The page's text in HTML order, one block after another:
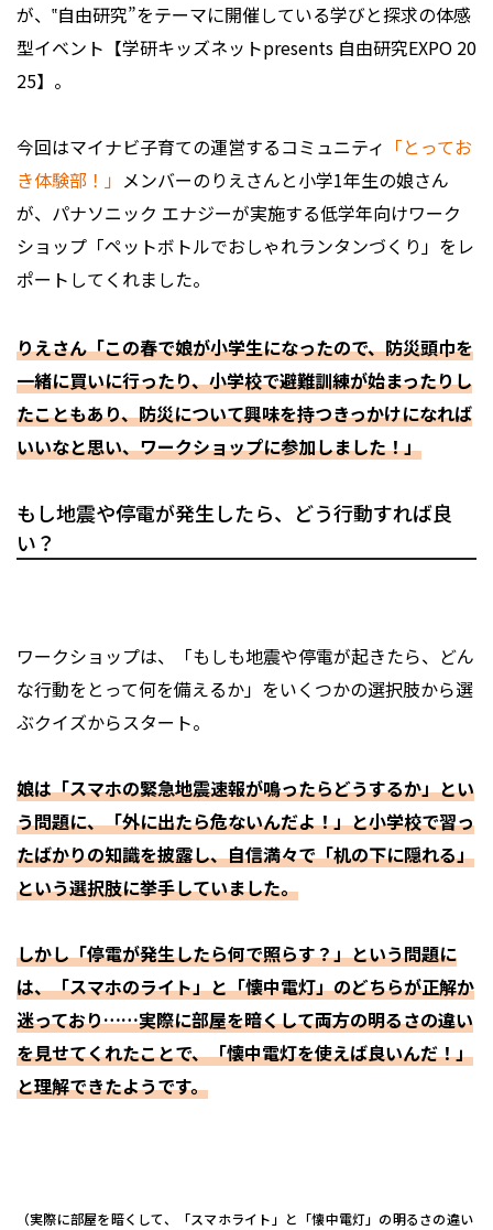
が、‟自由研究”をテーマに開催している学びと探求の体感
型イベント【学研キッズネットpresents 自由研究EXPO 20
25】。
今回はマイナビ子育ての運営するコミュニティ 「とってお
き体験部！」 メンバーのりえさんと小学1年生の娘さん
が、パナソニック エナジーが実施する低学年向けワーク
ショップ「ペットボトルでおしゃれランタンづくり」をレ
ポートしてくれました。
りえさん「この春で娘が小学生になったので、防災頭巾を
一緒に買いに行ったり、小学校で避難訓練が始まったりし
たこともあり、防災について興味を持つきっかけになれば
いいなと思い、ワークショップに参加しました！」
もし地震や停電が発生したら、どう行動すれば良
い？
ワークショップは、「もしも地震や停電が起きたら、どん
な行動をとって何を備えるか」をいくつかの選択肢から選
ぶクイズからスタート。
娘は「スマホの緊急地震速報が鳴ったらどうするか」とい
う問題に、「外に出たら危ないんだよ！」と小学校で習っ
たばかりの知識を披露し、自信満々で「机の下に隠れる」
という選択肢に挙手していました。
しかし「停電が発生したら何で照らす？」という問題に
は、「スマホのライト」と「懐中電灯」のどちらが正解か
迷っており……実際に部屋を暗くして両方の明るさの違い
を見せてくれたことで、「懐中電灯を使えば良いんだ！」
と理解できたようです。
（実際に部屋を暗くして、「スマホライト」と「懐中電灯」の明るさの違い